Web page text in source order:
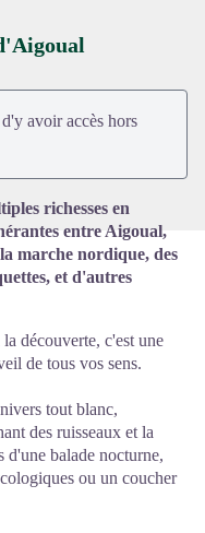
avoir accès hors
richesses en
entre Aigoual,
marche nordique, des
et d'autres
découverte, c'est une
de tous vos sens.
tout blanc,
des ruisseaux et la
d'une balade nocturne,
ou un coucher